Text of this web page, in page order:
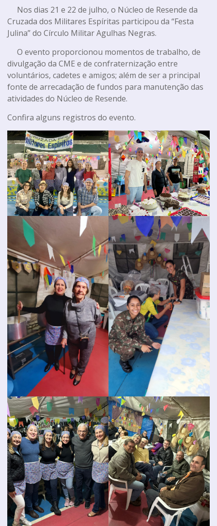
Nos dias 21 e 22 de julho, o Núcleo de Resende da
Cruzada dos Militares Espíritas participou da “Festa
Julina” do Círculo Militar Agulhas Negras.
O evento proporcionou momentos de trabalho, de
divulgação da CME e de confraternização entre
voluntários, cadetes e amigos; além de ser a principal
fonte de arrecadação de fundos para manutenção das
atividades do Núcleo de Resende.
Confira alguns registros do evento.